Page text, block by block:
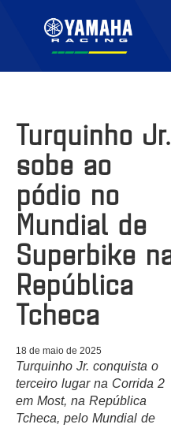
Turquinho Jr.
sobe ao
pódio no
Mundial de
Superbike
República
Tcheca
18 de maio de 2025
Turquinho Jr. conquista o
terceiro lugar na Corrida 2
em Most, na República
Tcheca, pelo Mundial de